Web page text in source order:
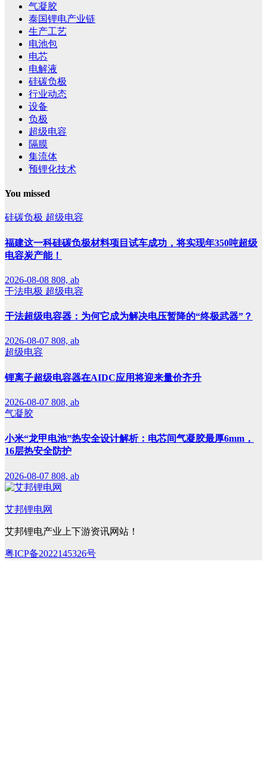
气凝胶
泰国锂电产业链
生产工艺
电池包
电芯
电解液
硅碳负极
行业动态
设备
负极
超级电容
隔膜
集流体
预锂化技术
You missed
硅碳负极 超级电容
福建这一科硅碳负极材料项目试车成功，将实现年350吨超级
电容炭产能！
2026-08-08 808, ab
干法电极 超级电容
干法超级电容器：为何它成为解决电压暂降的“终极武器”？
2026-08-07 808, ab
超级电容
锂离子超级电容器在AIDC应用将迎来量价齐升
2026-08-07 808, ab
气凝胶
小米“龙甲电池”热安全设计解析：电芯间气凝胶最厚6mm，
16层热安全防护
2026-08-07 808, ab
艾邦锂电网
艾邦锂电产业上下游资讯网站！
粤ICP备2022145326号